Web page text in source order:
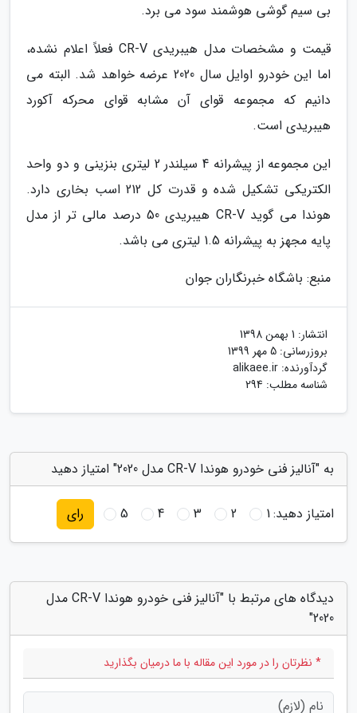
بی سیم گوشی هوشمند سود می برد.
قیمت و مشخصات مدل هیبریدی CR-V فعلاً اعلام نشده،
اما این خودرو اوایل سال 2020 عرضه خواهد شد. البته می
دانیم که مجموعه قوای آن مشابه قوای محرکه آکورد
هیبریدی است.
این مجموعه از پیشرانه 4 سیلندر 2 لیتری بنزینی و دو واحد
الکتریکی تشکیل شده و قدرت کل 212 اسب بخاری دارد.
هوندا می گوید CR-V هیبریدی 50 درصد مالی تر از مدل
پایه مجهز به پیشرانه 1.5 لیتری می باشد.
منبع: باشگاه خبرنگاران جوان
انتشار: 1 بهمن 1398
بروزرسانی: 5 مهر 1399
گردآورنده: alikaee.ir
شناسه مطلب: 294
به "آنالیز فنی خودرو هوندا CR-V مدل 2020" امتیاز دهید
امتیاز دهید:1
2
3
4
5 رای
دیدگاه های مرتبط با "آنالیز فنی خودرو هوندا CR-V مدل
2020"
* نظرتان را در مورد این مقاله با ما درمیان بگذارید